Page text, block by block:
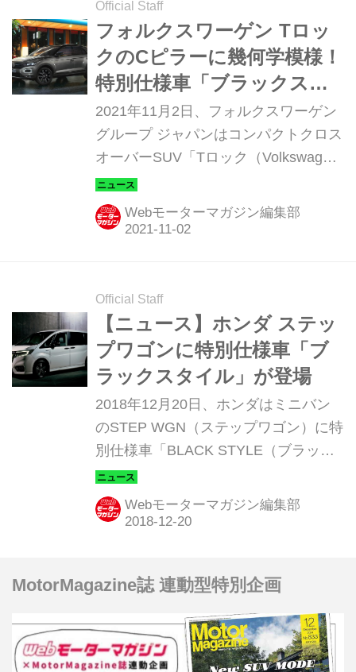
Official Staff
フォルクスワーゲン Tロッ
クのCピラーに幾何学模様！
特別仕様車「ブラックスタ
イル」が登場
2021年11月2日、フォルクスワーゲン
グループ ジャパンはコンパクトクロス
オーバーSUV「Tロック（Volkswagen
T-Roc）」に特別仕様車「ブラックス
タイル（Black Style）」を設定し、販
売を開始した。
Webモーターマガジン編集部
Official Staff
【ニュース】ホンダ ステッ
プワゴンに特別仕様車「ブ
ラックスタイル」が登場
2018年12月20日、ホンダはミニバン
のSTEP WGN（ステップワゴン）に特
別仕様車「BLACK STYLE（ブラック
スタイル）」を設定して発売した。
Webモーターマガジン編集部
MotorMagazine誌 連動型特別企画